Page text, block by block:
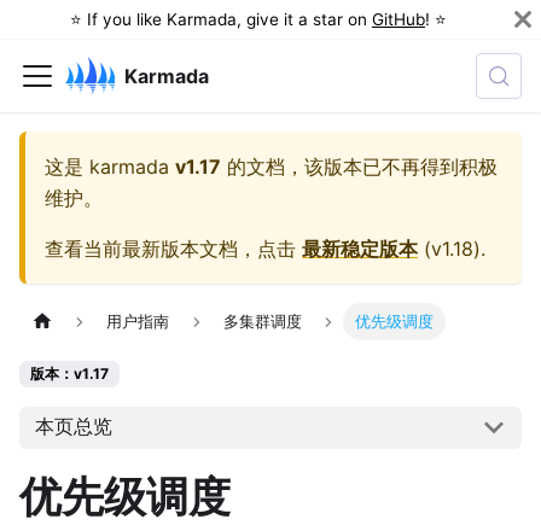
⭐️ If you like Karmada, give it a star on GitHub! ⭐️
Karmada
这是 karmada v1.17 的文档，该版本已不再得到积极
维护。
查看当前最新版本文档，点击 最新稳定版本(v1.18).
用户指南 多集群调度 优先级调度
版本：v1.17
本页总览
优先级调度